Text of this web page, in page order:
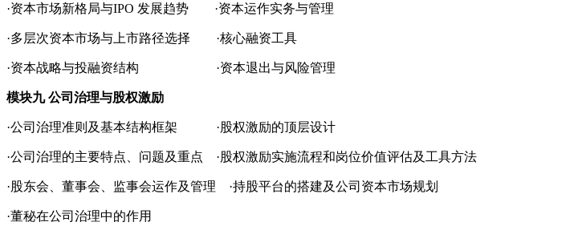
·资本市场新格局与IPO 发展趋势 ·资本运作实务与管理
·多层次资本市场与上市路径选择 ·核心融资工具
·资本战略与投融资结构 ·资本退出与风险管理
模块九 公司治理与股权激励
·公司治理准则及基本结构框架 ·股权激励的顶层设计
·公司治理的主要特点、问题及重点 ·股权激励实施流程和岗位价值评估及工具方法
·股东会、董事会、监事会运作及管理 ·持股平台的搭建及公司资本市场规划
·董秘在公司治理中的作用